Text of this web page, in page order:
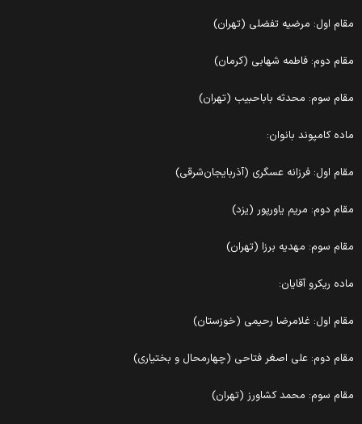
اول: مرضیه تفضلی (تهران)
دوم: فاطمه شهابی (کرمان)
سوم: محدثه باباحبیب (تهران)
کامپوند بانوان:
اول: فرزانه عسگری (آذربایجان‌شرقی)
دوم: مریم یاورپور (یزد)
سوم: مهدیه برزا (تهران)
ریکرو آقایان:
اول: غلامرضا رحیمی (خوزستان)
دوم: علی اصغر فتاحی (چهارمحال و بختیاری)
سوم: محمد کشاورز (تهران)